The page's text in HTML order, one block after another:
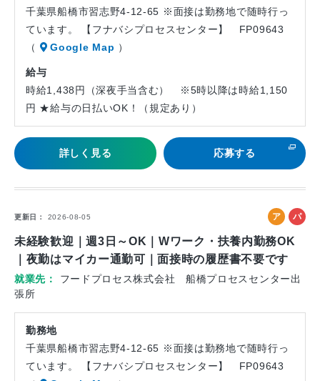
千葉県船橋市習志野4-12-65 ※面接は勤務地で随時行っ
ています。 【フナバシプロセスセンター】 FP09643
（
Google Map ）
給与
時給1,438円（深夜手当含む） ※5時以降は時給1,150
円 ★給与の日払いOK！（規定あり）
詳しく見る 応募する
更新日 2026-08-05
ア
ル
イ
ト
パ
未経験歓迎｜週3日～OK｜Wワーク・扶養内勤務OK
｜夜勤はマイカー通勤可｜面接時の履歴書不要です
就業先
フードプロセス株式会社 船橋プロセスセンター出
張所
勤務地
千葉県船橋市習志野4-12-65 ※面接は勤務地で随時行っ
ています。 【フナバシプロセスセンター】 FP09643